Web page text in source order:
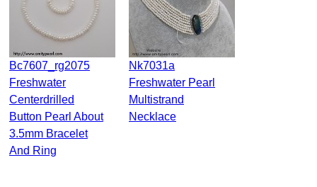
Bc7607_rg2075
Freshwater
Centerdrilled
Button Pearl About
3.5mm Bracelet
And Ring
Nk7031a
Freshwater Pearl
Multistrand
Necklace